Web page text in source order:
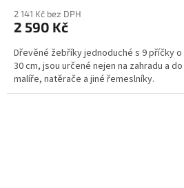
2 141 Kč bez DPH
2 590 Kč
Dřevěné žebříky jednoduché s 9 příčky
30 cm, jsou určené nejen na zahradu a
malíře, natěrače a jiné řemeslníky.